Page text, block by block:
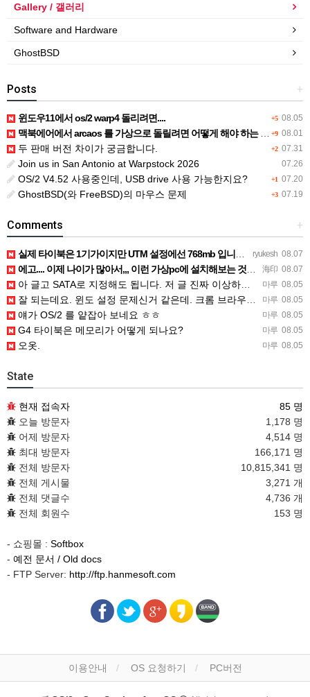
Gallery / 갤러리
Software and Hardware
GhostBSD
+
Posts
+5 08.05
윈도우11에서 os/2 warp4 돌리려면....
+9 08.01
맥북에어에서 arcaos 를 가상으로 돌릴려면 어떻게 해야 하는 지요?
+2 07.31
두 판매 버전 차이가 궁금합니다.
07.26
Join us in San Antonio at Warpstock 2026
+1 07.20
OS/2 V4.52 사용중인데, USB drive 사용 가능한지요?
+3 07.19
GhostBSD(와 FreeBSD)의 마우스 문제
+
Comments
ryukesh 08.07
실제 타이북은 1기가이지만 UTM 설정에선 768mb 입니다. 1기가나 그 보다 넘게 설정하면 UTM 에뮬레…
海印 08.07
에고.... 이제 나이가 많아서,,, 이런 가상pc에 설치해보는 것도 귀찮군요.. ㅎㅎ 날씨도 덥고.....…
마루 08.05
아 글고 SATA로 지정해도 됩니다. 저 글 진짜 이상하네요. 옛날꺼 퍼와서 그런거 같은데요.
마루 08.05
잘 되는데요. 윈도 설정 문제신거 같은데. 크롬 브라우저나 파폭으로 해 보세요
마루 08.05
얘가 OS/2 를 얕잡아 보네요 ㅎㅎ
마루 08.05
G4 타이북은 메모리가 어떻게 되나요?
마루 08.05
오옷.
State
현재 접속자
85 명
오늘 방문자
1,178 명
어제 방문자
4,514 명
최대 방문자
166,171 명
전체 방문자
10,815,341 명
전체 게시물
3,271 개
전체 댓글수
4,736 개
전체 회원수
153 명
- 쇼핑몰 : Softbox
- 예전 문서 / Old docs
- FTP Server: http://ftp.hanmesoft.com
이용안내 OS 요청하기 PC버전